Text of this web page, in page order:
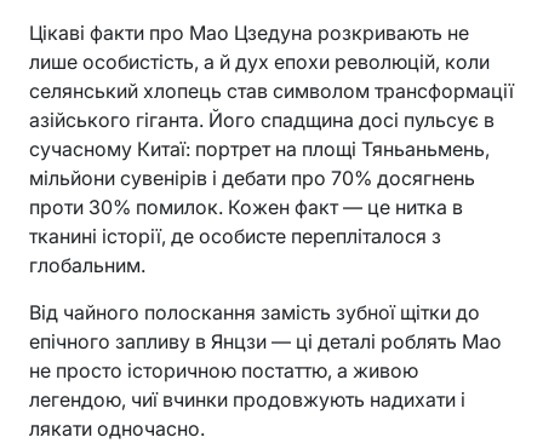
Цікаві факти про Мао Цзедуна розкривають не
лише особистість, а й дух епохи революцій, коли
селянський хлопець став символом трансформації
азійського гіганта. Його спадщина досі пульсує в
сучасному Китаї: портрет на площі Тяньаньмень,
мільйони сувенірів і дебати про 70% досягнень
проти 30% помилок. Кожен факт — це нитка в
тканині історії, де особисте перепліталося з
глобальним.
Від чайного полоскання замість зубної щітки до
епічного запливу в Янцзи — ці деталі роблять Мао
не просто історичною постаттю, а живою
легендою, чиї вчинки продовжують надихати і
лякати одночасно.